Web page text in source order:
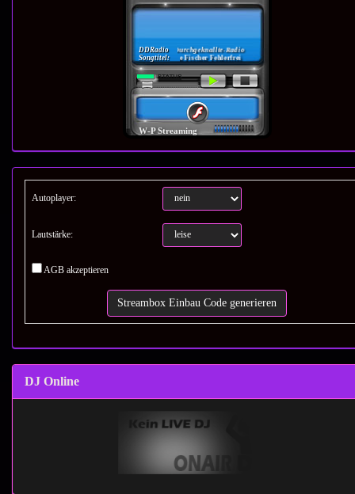
Autoplayer:
Lautstärke:
AGB akzeptieren
DJ Online